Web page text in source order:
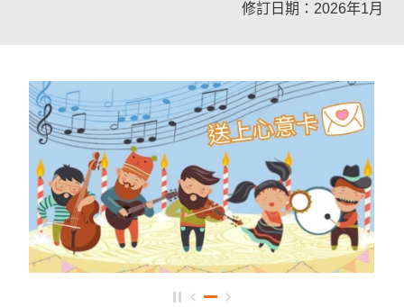
修訂日期：2026年1月